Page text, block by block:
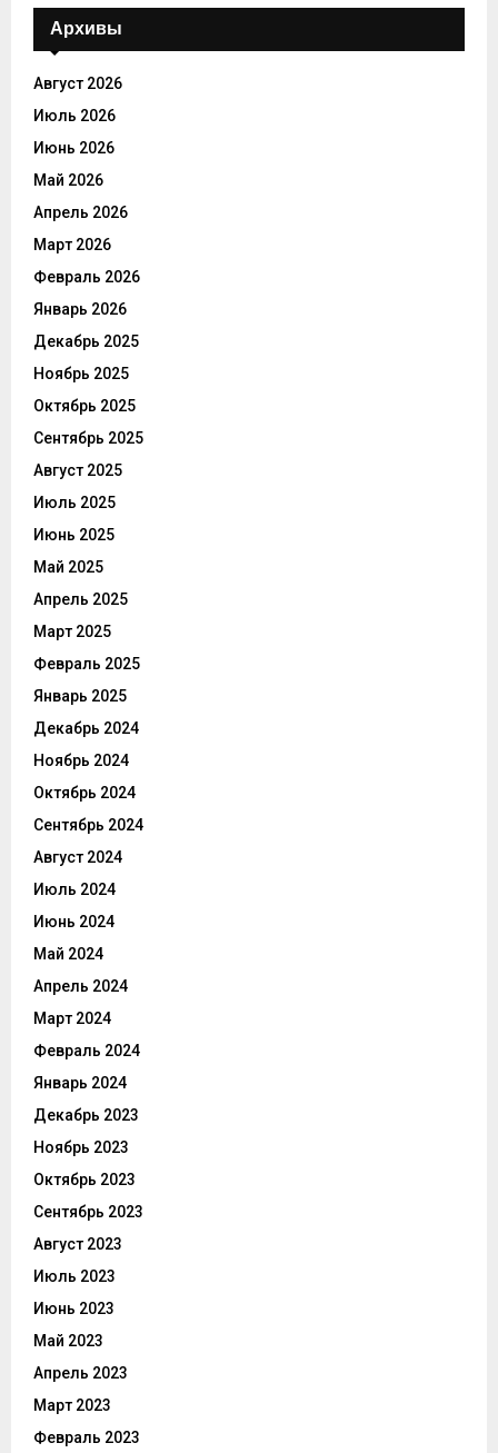
Архивы
Август 2026
Июль 2026
Июнь 2026
Май 2026
Апрель 2026
Март 2026
Февраль 2026
Январь 2026
Декабрь 2025
Ноябрь 2025
Октябрь 2025
Сентябрь 2025
Август 2025
Июль 2025
Июнь 2025
Май 2025
Апрель 2025
Март 2025
Февраль 2025
Январь 2025
Декабрь 2024
Ноябрь 2024
Октябрь 2024
Сентябрь 2024
Август 2024
Июль 2024
Июнь 2024
Май 2024
Апрель 2024
Март 2024
Февраль 2024
Январь 2024
Декабрь 2023
Ноябрь 2023
Октябрь 2023
Сентябрь 2023
Август 2023
Июль 2023
Июнь 2023
Май 2023
Апрель 2023
Март 2023
Февраль 2023